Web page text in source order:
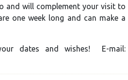
and will complement your visit to
one week long and can make a
dates and wishes! E-mail: